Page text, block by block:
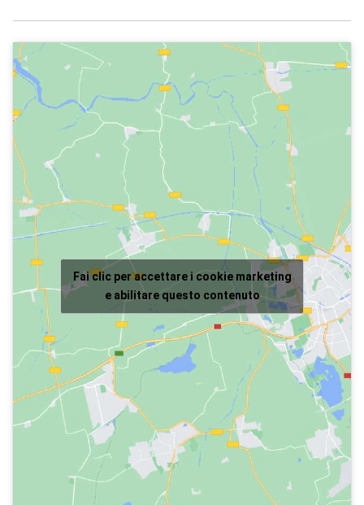
Fai clic per accettare i cookie marketing
e abilitare questo contenuto